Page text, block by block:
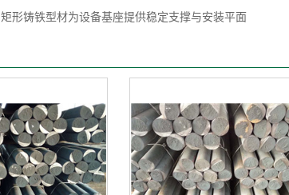
形铸铁型材为设备基座提供稳定支撑与安装平面